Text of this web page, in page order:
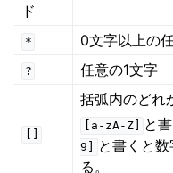
ド
* 0文字以上の
? 任意の1文字
括弧内のどれ
[a-zA-Z] と
9]
と書くと
る。